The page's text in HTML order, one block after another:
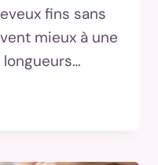
fins sans
mieux à une